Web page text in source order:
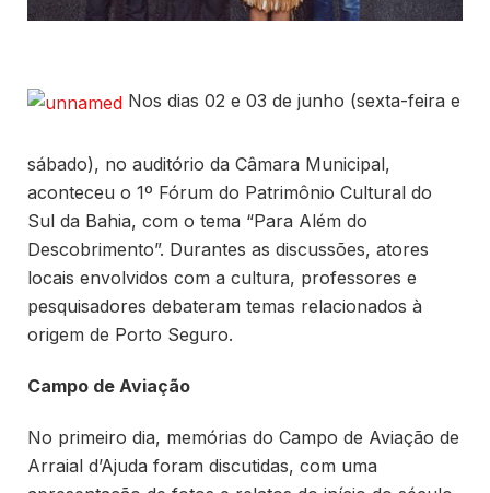
Nos dias 02 e 03 de junho (sexta-feira e
sábado), no auditório da Câmara Municipal,
aconteceu o 1º Fórum do Patrimônio Cultural do
Sul da Bahia, com o tema “Para Além do
Descobrimento”. Durantes as discussões, atores
locais envolvidos com a cultura, professores e
pesquisadores debateram temas relacionados à
origem de Porto Seguro.
Campo de Aviação
No primeiro dia, memórias do Campo de Aviação de
Arraial d’Ajuda foram discutidas, com uma